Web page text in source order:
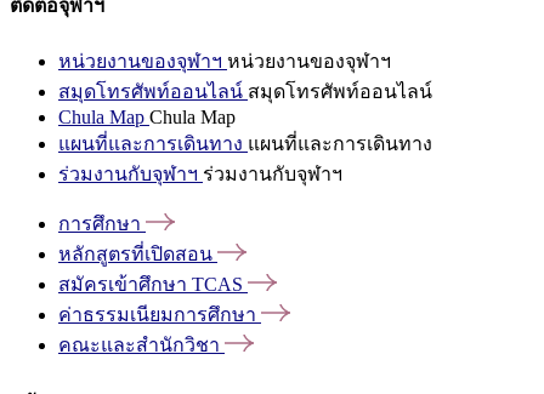
ติดต่อจุฬาฯ
หน่วยงานของจุฬาฯ หน่วยงานของจุฬาฯ
สมุดโทรศัพท์ออนไลน์ สมุดโทรศัพท์ออนไลน์
Chula Map Chula Map
แผนที่และการเดินทาง แผนที่และการเดินทาง
ร่วมงานกับจุฬาฯ ร่วมงานกับจุฬาฯ
การศึกษา
หลักสูตรที่เปิดสอน
สมัครเข้าศึกษา TCAS
ค่าธรรมเนียมการศึกษา
คณะและสำนักวิชา